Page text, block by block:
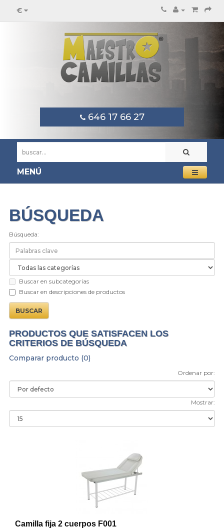
€
646 17 66 27
MENÚ
BÚSQUEDA
Búsqueda:
Buscar en subcategorías
Buscar en descripciones de productos
PRODUCTOS QUE SATISFACEN LOS
CRITERIOS DE BÚSQUEDA
Comparar producto (0)
Ordenar por:
Mostrar:
Camilla fija 2 cuerpos F001